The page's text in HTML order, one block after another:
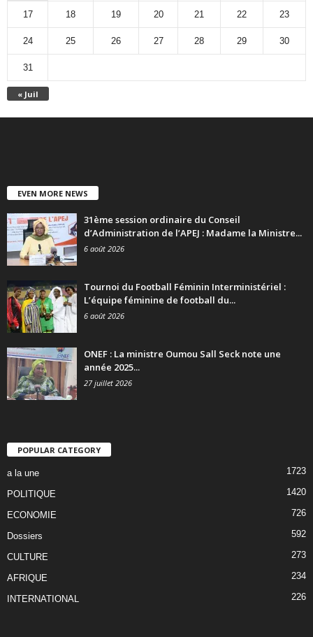
« Juil
17 18 19 20 21 22 23
24 25 26 27 28 29 30
31
EVEN MORE NEWS
31ème session ordinaire du Conseil
d’Administration de l’APEJ : Madame la Ministre...
6 août 2026
Tournoi du Football Féminin Interministériel :
L’équipe féminine de football du...
6 août 2026
ONEF : La ministre Oumou Sall Seck note une
année 2025...
27 juillet 2026
POPULAR CATEGORY
a la une 1723
POLITIQUE 1420
ECONOMIE 726
Dossiers 592
CULTURE 273
AFRIQUE 234
INTERNATIONAL 226